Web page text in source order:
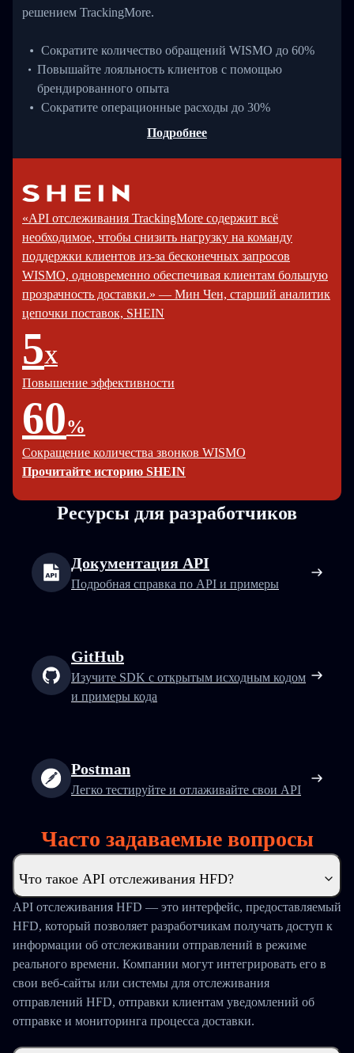
решением TrackingMore.
Сократите количество обращений WISMO до 60%
Повышайте лояльность клиентов с помощью
брендированного опыта
Сократите операционные расходы до 30%
Подробнее
«API отслеживания TrackingMore содержит всё
необходимое, чтобы снизить нагрузку на команду
поддержки клиентов из-за бесконечных запросов
WISMO, одновременно обеспечивая клиентам большую
прозрачность доставки.» — Мин Чен, старший аналитик
цепочки поставок, SHEIN
5X
Повышение эффективности
60%
Сокращение количества звонков WISMO
Прочитайте историю SHEIN
Ресурсы для разработчиков
Документация API
Подробная справка по API и примеры
GitHub
Изучите SDK с открытым исходным кодом
и примеры кода
Postman
Легко тестируйте и отлаживайте свои API
Часто задаваемые вопросы
Что такое API отслеживания HFD?
API отслеживания HFD — это интерфейс, предоставляемый
HFD, который позволяет разработчикам получать доступ к
информации об отслеживании отправлений в режиме
реального времени. Компании могут интегрировать его в
свои веб-сайты или системы для отслеживания
отправлений HFD, отправки клиентам уведомлений об
отправке и мониторинга процесса доставки.